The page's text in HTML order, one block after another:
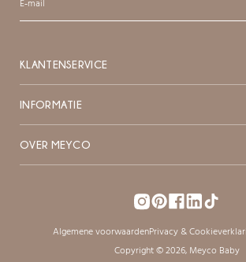
KLANTENSERVICE
INFORMATIE
OVER MEYCO
Instagram
Pinterest
Facebook
LinkedInTikTok
Algemene voorwaardenPrivacy &
Copyright © 2026, Meyco Baby